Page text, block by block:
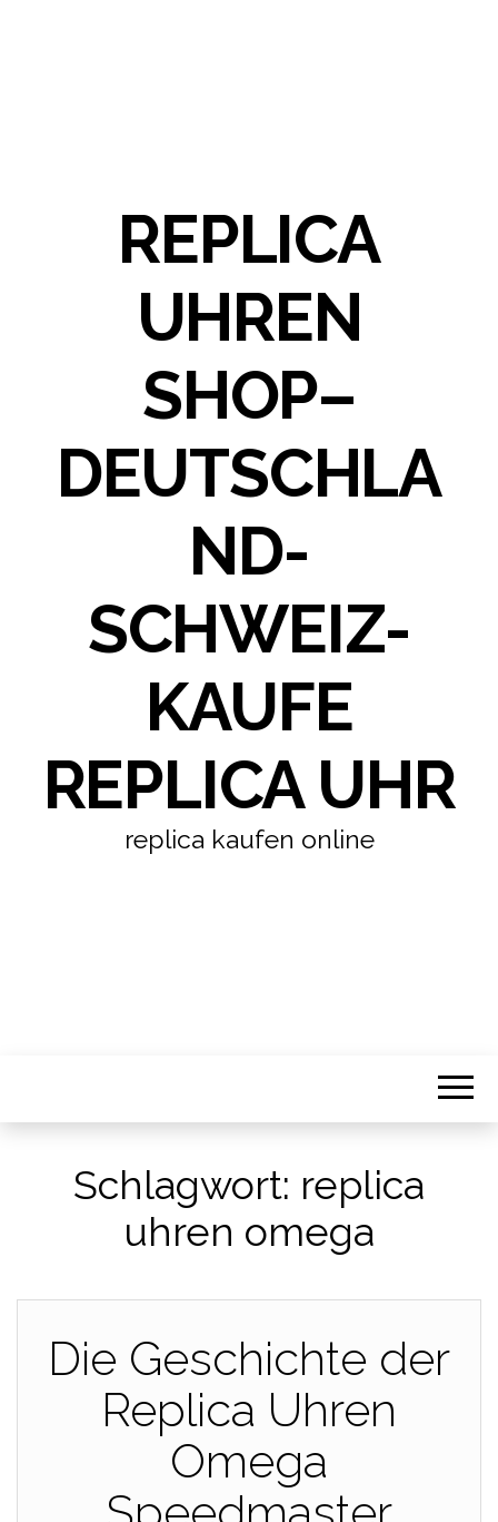
REPLICA
UHREN
SHOP–
DEUTSCHLA
ND-
SCHWEIZ-
KAUFE
REPLICA UHR
replica kaufen online
Schlagwort: replica
uhren omega
Die Geschichte der
Replica Uhren
Omega